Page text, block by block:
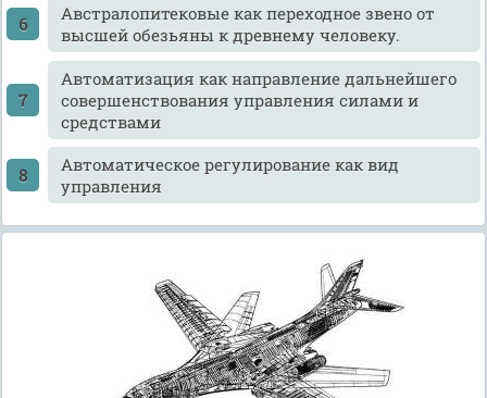
Австралопитековые как переходное звено от
высшей обезьяны к древнему человеку.
Автоматизация как направление дальнейшего
совершенствования управления силами и
средствами
Автоматическое регулирование как вид
управления